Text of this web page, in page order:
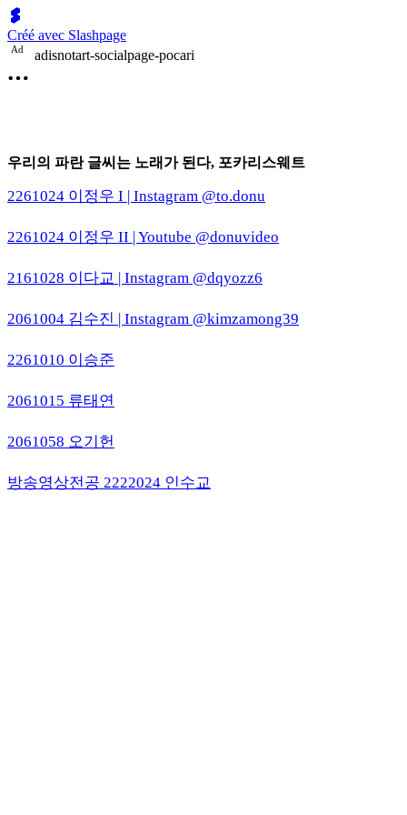
Créé avec Slashpage
Ad adisnotart-socialpage-pocari
우리의 파란 글씨는 노래가 된다, 포카리스웨트
2261024 이정우 I | Instagram @to.donu
2261024 이정우 II | Youtube @donuvideo
2161028 이다교 | Instagram @dqyozz6
2061004 김수진 | Instagram @kimzamong39
2261010 이승준
2061015 류태연
2061058 오기헌
방송영상전공 2222024 인수교